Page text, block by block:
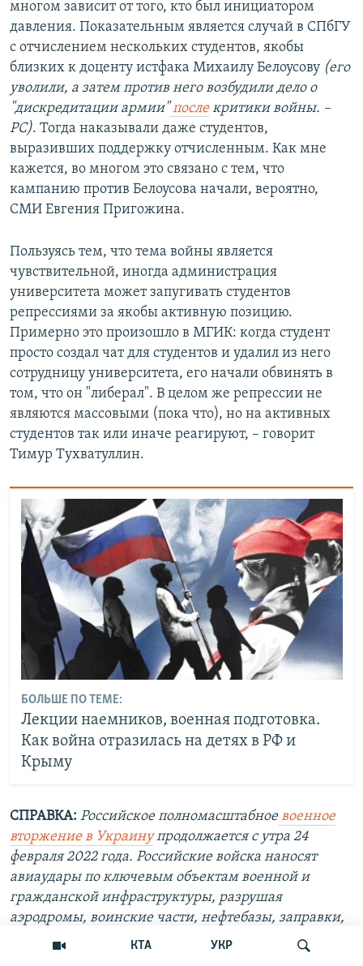
КТА УКР
многом зависит от того, кто был инициатором
давления. Показательным является случай в СПбГУ
с отчислением нескольких студентов, якобы
близких к доценту истфака Михаилу Белоусову (его
уволили, а затем против него возбудили дело о
"дискредитации армии" послекритики войны. –
РС). Тогда наказывали даже студентов,
выразивших поддержку отчисленным. Как мне
кажется, во многом это связано с тем, что
кампанию против Белоусова начали, вероятно,
СМИ Евгения Пригожина.
Пользуясь тем, что тема войны является
чувствительной, иногда администрация
университета может запугивать студентов
репрессиями за якобы активную позицию.
Примерно это произошло в МГИК: когда студент
просто создал чат для студентов и удалил из него
сотрудницу университета, его начали обвинять в
том, что он "либерал". В целом же репрессии не
являются массовыми (пока что), но на активных
студентов так или иначе реагируют, – говорит
Тимур Тухватуллин.
БОЛЬШЕ ПО ТЕМЕ:
Лекции наемников, военная подготовка.
Как война отразилась на детях в РФ и
Крыму
СПРАВКА: Российское полномасштабноевоенное
вторжение в Украинупродолжается с утра 24
февраля 2022 года. Российские войска наносят
авиаудары по ключевым объектам военной и
гражданской инфраструктуры, разрушая
аэродромы, воинские части, нефтебазы, заправки,
церкви, школы и больницы. Обстрелы жилых